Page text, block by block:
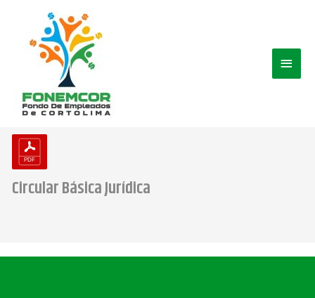
contenido
Circular Básica Jurídica